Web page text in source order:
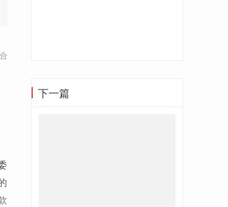
下一篇